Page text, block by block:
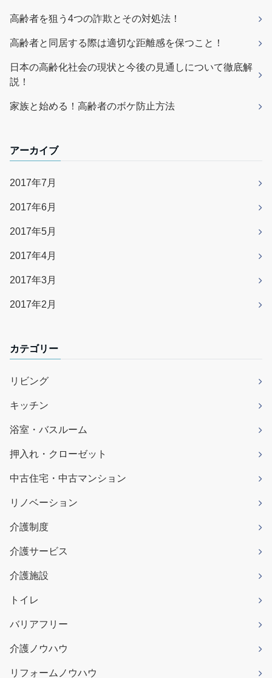
高齢者を狙う4つの詐欺とその対処法！
高齢者と同居する際は適切な距離感を保つこと！
日本の高齢化社会の現状と今後の見通しについて徹底解
説！
家族と始める！高齢者のボケ防止方法
アーカイブ
2017年7月
2017年6月
2017年5月
2017年4月
2017年3月
2017年2月
カテゴリー
リビング
キッチン
浴室・バスルーム
押入れ・クローゼット
中古住宅・中古マンション
リノベーション
介護制度
介護サービス
介護施設
トイレ
バリアフリー
介護ノウハウ
リフォームノウハウ